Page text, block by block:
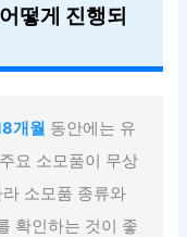
떻게 진행되
개월 동안에는 유
요 소모품이 무상
소모품 종류와
확인하는 것이 좋